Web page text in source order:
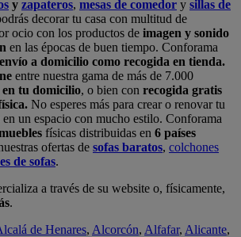
y zapateros, mesas de comedor y sillas de
decorar tu casa con multitud de
ocio con los productos de imagen y sonido
en las épocas de buen tiempo. Conforama
a domicilio como recogida en tienda.
entre nuestra gama de más de 7.000
tu domicilio, o bien con recogida gratis
No esperes más para crear o renovar tu
un espacio con mucho estilo. Conforama
físicas distribuidas en 6 países
ofertas de sofas baratos, colchones
de sofas.
a través de su website o, físicamente,
.
de Henares, Alcorcón, Alfafar, Alicante,